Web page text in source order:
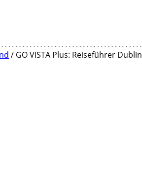
/ GO VISTA Plus: Reiseführer Dublin